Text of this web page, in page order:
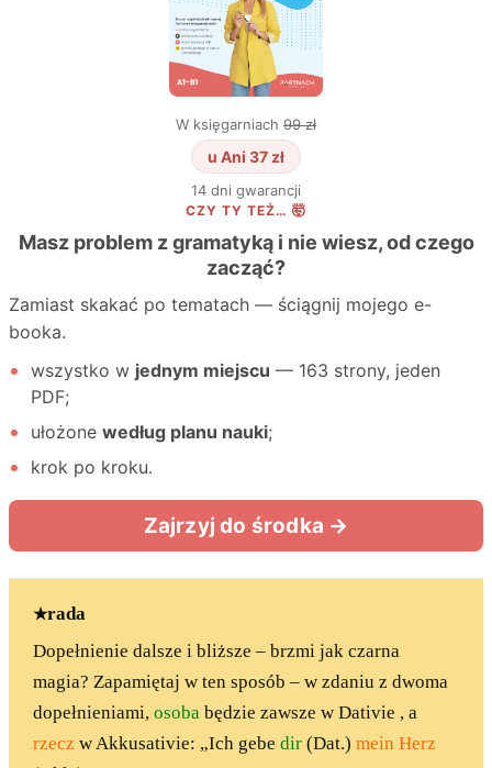
rada
Dopełnienie dalsze i bliższe – brzmi jak czarna
magia? Zapamiętaj w ten sposób – w zdaniu z dwoma
dopełnieniami, osoba będzie zawsze w Dativie , a
rzecz w Akkusativie: „Ich gebe dir (Dat.) mein Herz